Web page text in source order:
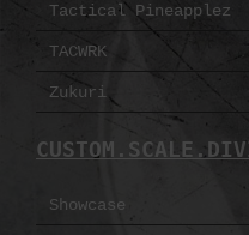
Tactical Pineapplez
TACWRK
Zukuri
Showcase